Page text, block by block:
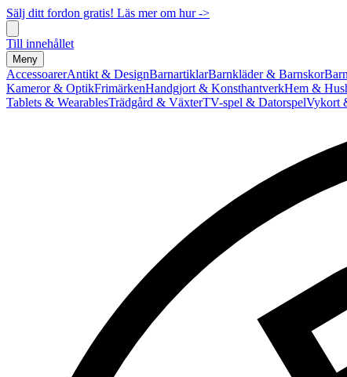
Sälj ditt fordon gratis! Läs mer om hur ->
Till innehållet
Meny
AccessoarerAntikt & DesignBarnartiklarBarnkläder & Barnskor
Kameror & OptikFrimärkenHandgjort & KonsthantverkHem &
Tablets & WearablesTrädgård & VäxterTV-spel & DatorspelVykort